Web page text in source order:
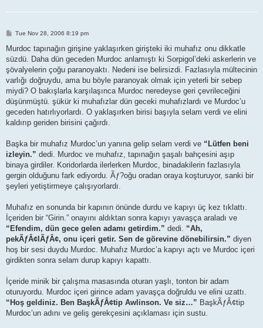
P
s
Tue Nov 28, 2006 8:19 pm
Murdoc tapınağın girişine yaklaşırken girişteki iki muhafız onu dikkatle
süzdü. Daha dün geceden Murdoc anlamıştı ki Sorpigol’deki askerlerin ve
şövalyelerin çoğu paranoyaktı. Nedeni ise belirsizdi. Fazlasıyla mültecinin
varlığı doğruydu, ama bu böyle paranoyak olmak için yeterli bir sebep
miydi? O bakışlarla karşılaşınca Murdoc neredeyse geri çevrileceğini
düşünmüştü. şükür ki muhafızlar dün geceki muhafızlardı ve Murdoc’u
geceden hatırlıyorlardı. O yaklaşırken birisi başıyla selam verdi ve elini
kaldırıp geriden birisini çağırdı.
Başka bir muhafız Murdoc’un yanına gelip selam verdi ve “Lütfen beni
izleyin.” dedi. Murdoc ve muhafız, tapınağın şaşalı bahçesini aşıp
binaya girdiler. Koridorlarda ilerlerken Murdoc, binadakilerin fazlasıyla
gergin olduğunu fark ediyordu. Ãƒ?oğu oradan oraya koşturuyor, sanki bir
şeyleri yetiştirmeye çalışıyorlardı.
Muhafız en sonunda bir kapının önünde durdu ve kapıyı üç kez tıklattı.
İçeriden bir “Girin.” onayını aldıktan sonra kapıyı yavaşça araladı ve
“Efendim, dün gece gelen adamı getirdim.” dedi. “Ah,
pekÃƒÂ¢lÃƒÂ¢, onu içeri getir. Sen de görevine dönebilirsin.” diyen
hoş bir sesi duydu Murdoc. Muhafız Murdoc’a kapıyı açtı ve Murdoc içeri
girdikten sonra selam durup kapıyı kapattı.
İçeride minik bir çalışma masasında oturan yaşlı, tonton bir adam
oturuyordu. Murdoc içeri girince adam yavaşça doğruldu ve elini uzattı.
“Hoş geldiniz. Ben BaşkÃƒÂ¢tip Awlinson. Ve siz…” BaşkÃƒÂ¢tip
Murdoc’un adını ve geliş gerekçesini açıklaması için sustu.